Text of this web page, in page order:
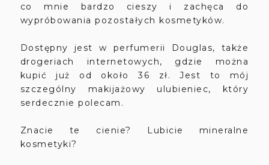
co mnie bardzo cieszy i zachęca do
wypróbowania pozostałych kosmetyków.
Dostępny jest w perfumerii Douglas, także
drogeriach internetowych, gdzie można
kupić już od około 36 zł. Jest to mój
szczególny makijażowy ulubieniec, który
serdecznie polecam.
Znacie te cienie? Lubicie mineralne
kosmetyki?